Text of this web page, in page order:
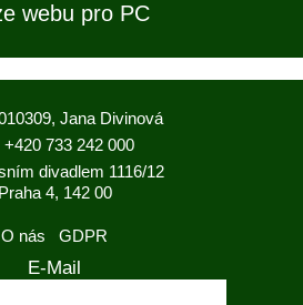
webu pro PC
Jana Divinová
+420 733 242 000
divadlem 1116/12
Praha 4, 142 00
O nás GDPR
E-Mail